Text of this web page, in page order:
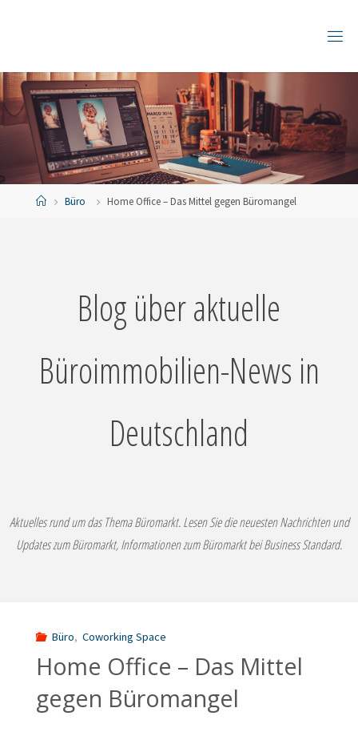
StartBüro Home Office – Das Mittel gegen Büromangel
Blog über aktuelle
Büroimmobilien-News in
Deutschland
Aktuelles rund um das Thema Büromarkt. Lesen Sie die neuesten Nachrichten und
Updates zum Büromarkt, Informationen zum Büromarkt bei Business Standard.
Büro, Coworking Space
Home Office – Das Mittel
gegen Büromangel